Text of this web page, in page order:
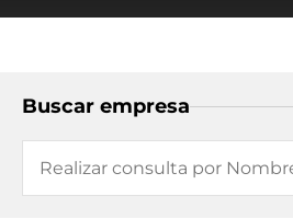
Buscar empresa